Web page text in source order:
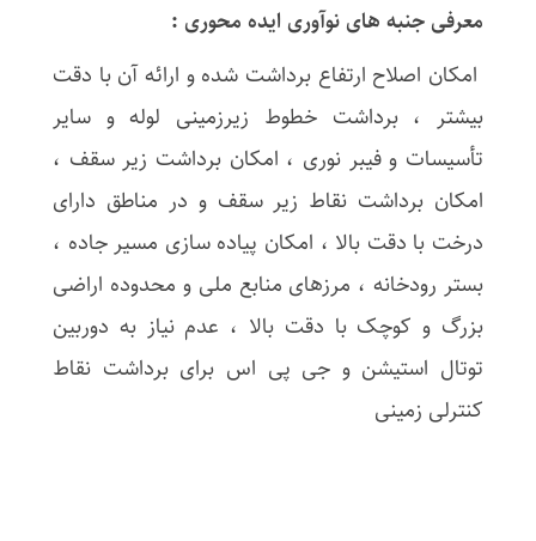
معرفی جنبه های نوآوری ایده محوری :
امکان اصلاح ارتفاع برداشت شده و ارائه آن با دقت
بیشتر ، برداشت خطوط زیرزمینی لوله و سایر
تأسیسات و فیبر نوری ، امکان برداشت زیر سقف ،
امکان برداشت نقاط زیر سقف و در مناطق دارای
درخت با دقت بالا ، امکان پیاده سازی مسیر جاده ،
بستر رودخانه ، مرزهای منابع ملی و محدوده اراضی
بزرگ و کوچک با دقت بالا ، عدم نیاز به دوربین
توتال استیشن و جی پی اس برای برداشت نقاط
کنترلی زمینی